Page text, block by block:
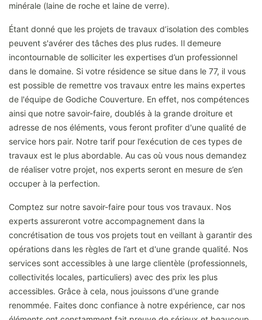
minérale (laine de roche et laine de verre).
Étant donné que les projets de travaux d’isolation des combles
peuvent s'avérer des tâches des plus rudes. Il demeure
incontournable de solliciter les expertises d’un professionnel
dans le domaine. Si votre résidence se situe dans le 77, il vous
est possible de remettre vos travaux entre les mains expertes
de l'équipe de Godiche Couverture. En effet, nos compétences
ainsi que notre savoir-faire, doublés à la grande droiture et
adresse de nos éléments, vous feront profiter d'une qualité de
service hors pair. Notre tarif pour l’exécution de ces types de
travaux est le plus abordable. Au cas où vous nous demandez
de réaliser votre projet, nos experts seront en mesure de s’en
occuper à la perfection.
Comptez sur notre savoir-faire pour tous vos travaux. Nos
experts assureront votre accompagnement dans la
concrétisation de tous vos projets tout en veillant à garantir des
opérations dans les règles de l’art et d'une grande qualité. Nos
services sont accessibles à une large clientèle (professionnels,
collectivités locales, particuliers) avec des prix les plus
accessibles. Grâce à cela, nous jouissons d'une grande
renommée. Faites donc confiance à notre expérience, car nos